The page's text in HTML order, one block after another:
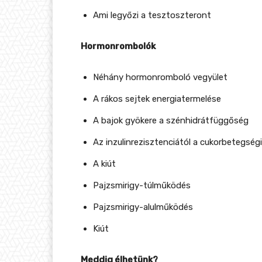
Ami legyőzi a tesztoszteront
Hormonrombolók
Néhány hormonromboló vegyület
A rákos sejtek energiatermelése
A bajok gyökere a szénhidrátfüggőség
Az inzulinrezisztenciától a
A kiút
Pajzsmirigy-túlműködés
Pajzsmirigy-alulműködés
Kiút
Meddig élhetünk?